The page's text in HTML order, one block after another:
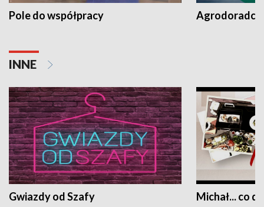
Pole do współpracy Agrodoradcy
INNE
Gwiazdy od Szafy Michał... co